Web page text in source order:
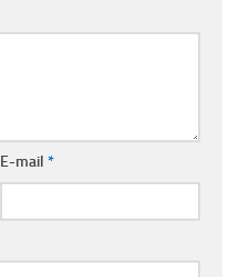
E-mail *